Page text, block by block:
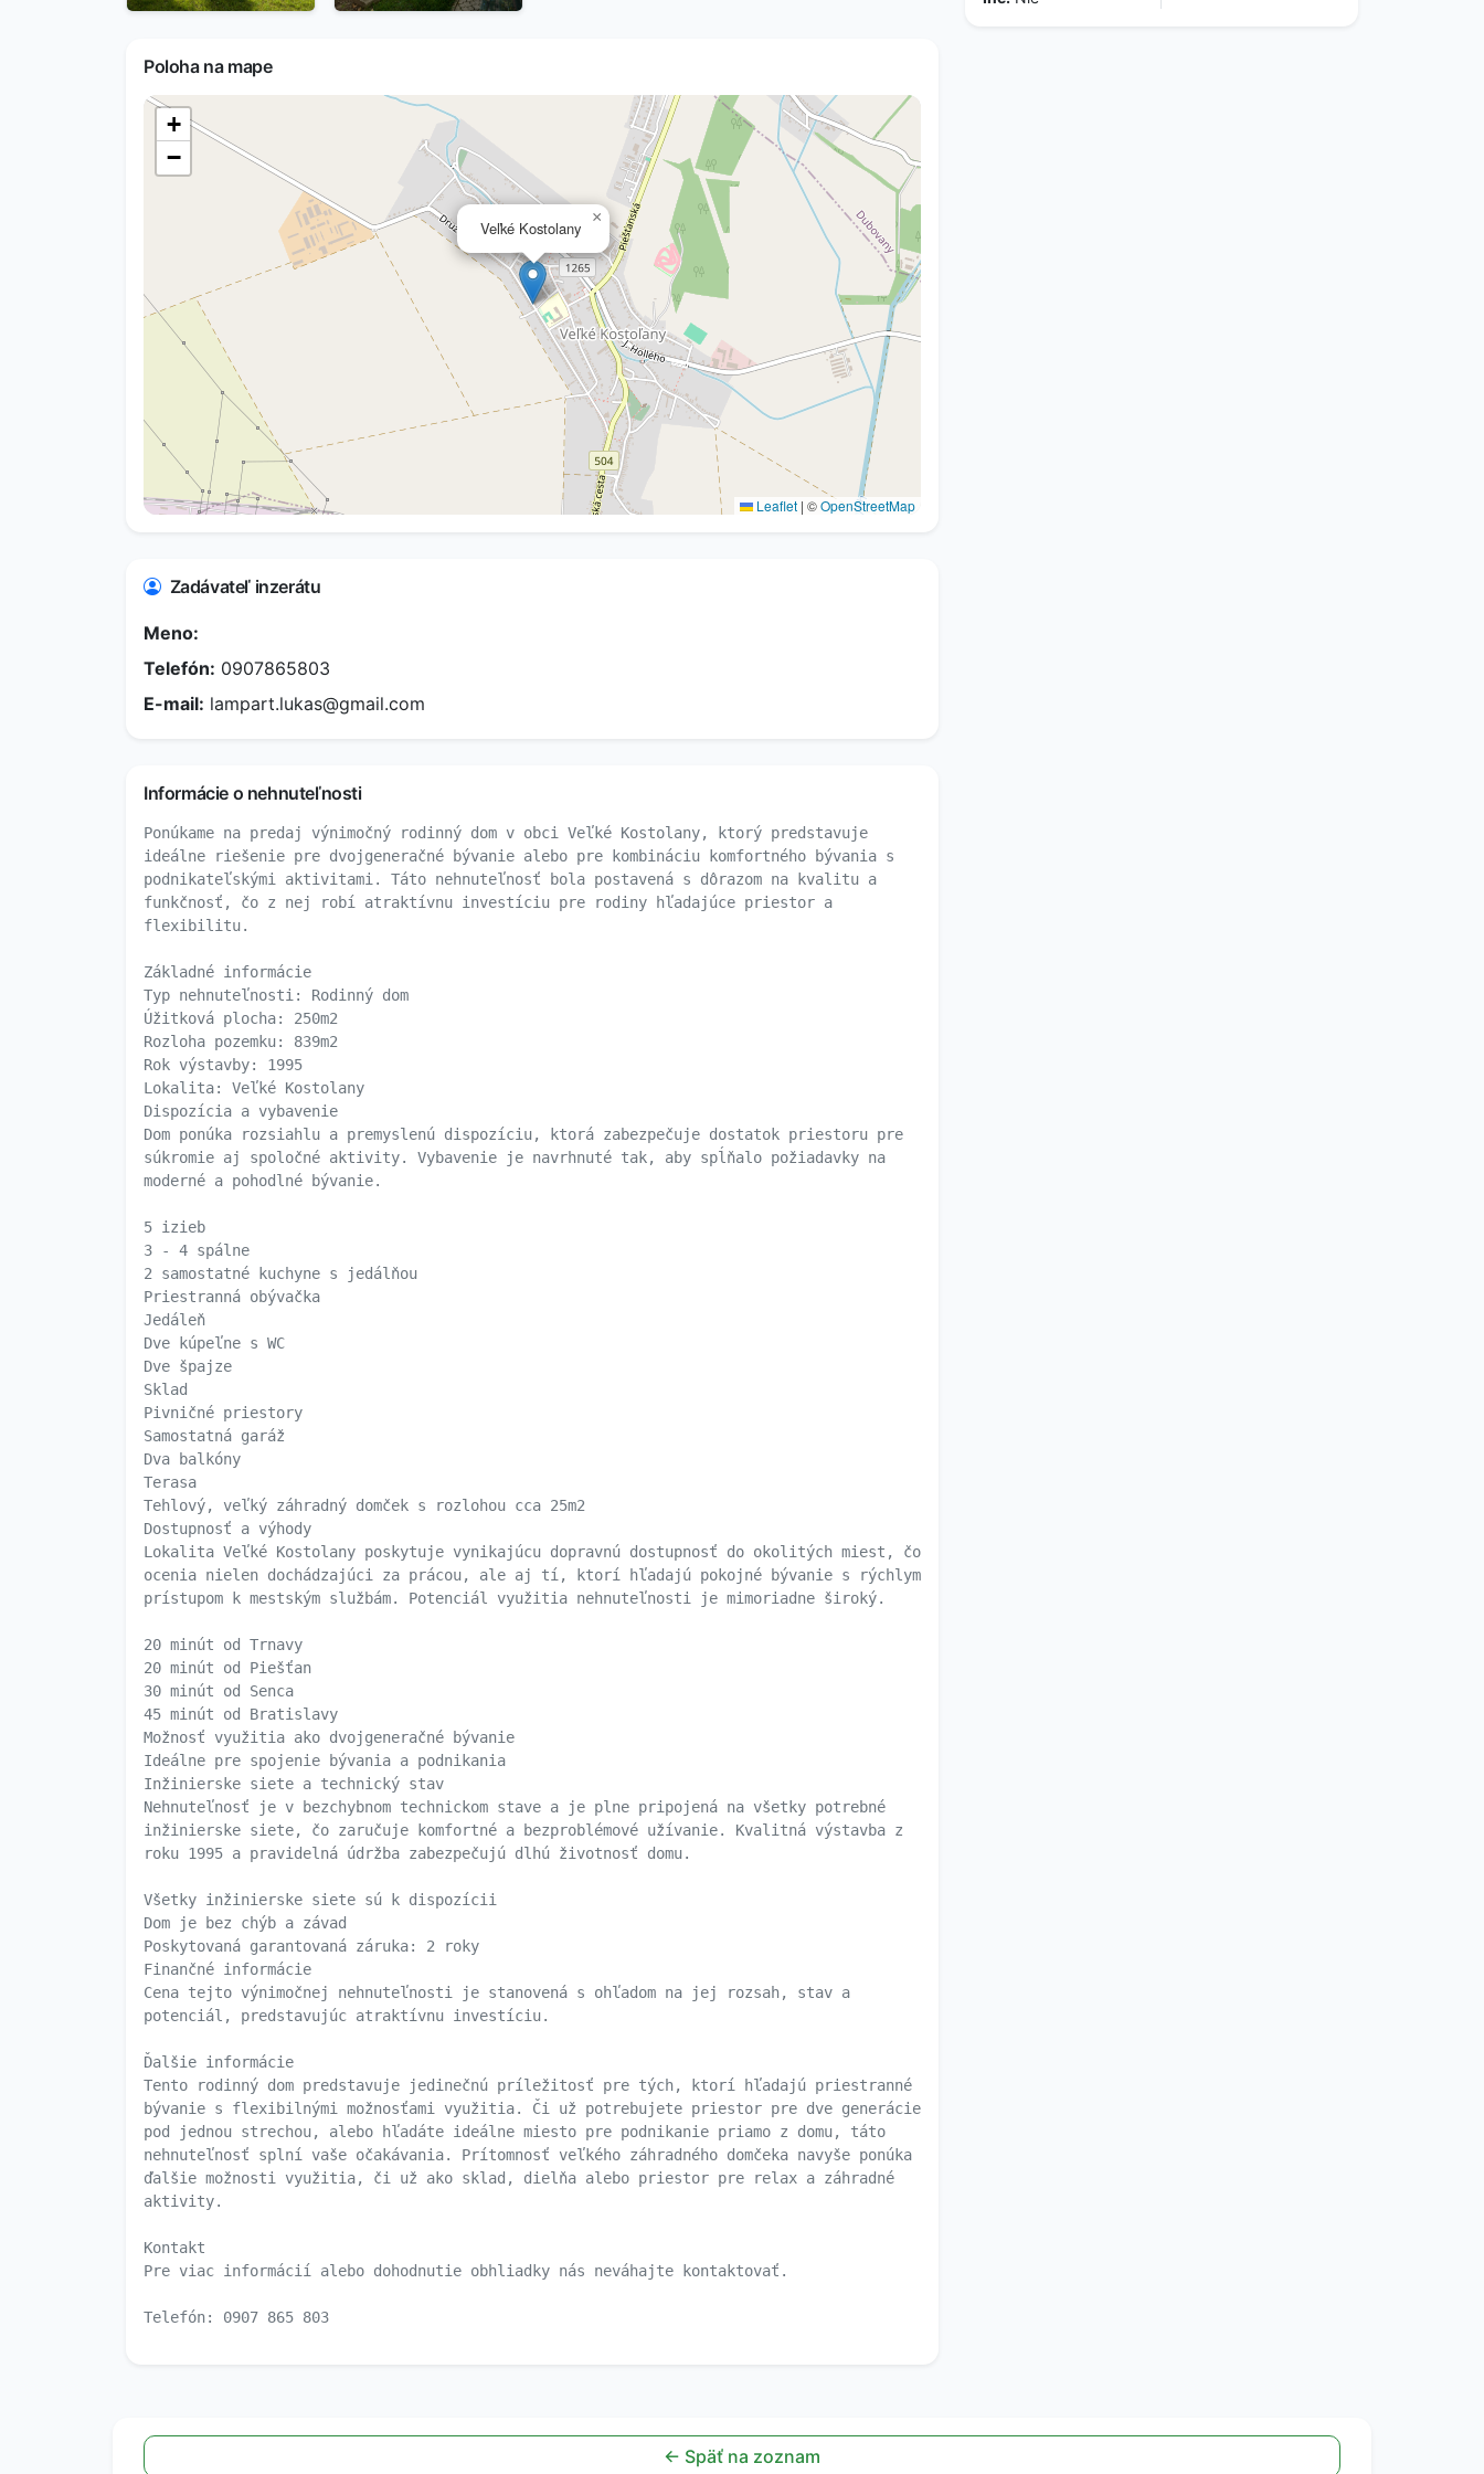
Poloha na mape
Veľké Kostolany
×
+
−
Leaflet | ©OpenStreetMap
Zadávateľ inzerátu
Meno:
Telefón: 0907865803
E-mail: lampart.lukas@gmail.com
Informácie o nehnuteľnosti
Ponúkame na predaj výnimočný rodinný dom v obci Veľké Kostolany, ktorý predstavuje
ideálne riešenie pre dvojgeneračné bývanie alebo pre kombináciu komfortného bývania s
podnikateľskými aktivitami. Táto nehnuteľnosť bola postavená s dôrazom na kvalitu a
funkčnosť, čo z nej robí atraktívnu investíciu pre rodiny hľadajúce priestor a
flexibilitu.
Základné informácie
Typ nehnuteľnosti: Rodinný dom
Úžitková plocha: 250m2
Rozloha pozemku: 839m2
Rok výstavby: 1995
Lokalita: Veľké Kostolany
Dispozícia a vybavenie
Dom ponúka rozsiahlu a premyslenú dispozíciu, ktorá zabezpečuje dostatok priestoru pre
súkromie aj spoločné aktivity. Vybavenie je navrhnuté tak, aby spĺňalo požiadavky na
moderné a pohodlné bývanie.
5 izieb
3 - 4 spálne
2 samostatné kuchyne s jedálňou
Priestranná obývačka
Jedáleň
Dve kúpeľne s WC
Dve špajze
Sklad
Pivničné priestory
Samostatná garáž
Dva balkóny
Terasa
Tehlový, veľký záhradný domček s rozlohou cca 25m2
Dostupnosť a výhody
Lokalita Veľké Kostolany poskytuje vynikajúcu dopravnú dostupnosť do okolitých miest, čo
ocenia nielen dochádzajúci za prácou, ale aj tí, ktorí hľadajú pokojné bývanie s rýchlym
prístupom k mestským službám. Potenciál využitia nehnuteľnosti je mimoriadne široký.
20 minút od Trnavy
20 minút od Piešťan
30 minút od Senca
45 minút od Bratislavy
Možnosť využitia ako dvojgeneračné bývanie
Ideálne pre spojenie bývania a podnikania
Inžinierske siete a technický stav
Nehnuteľnosť je v bezchybnom technickom stave a je plne pripojená na všetky potrebné
inžinierske siete, čo zaručuje komfortné a bezproblémové užívanie. Kvalitná výstavba z
roku 1995 a pravidelná údržba zabezpečujú dlhú životnosť domu.
Všetky inžinierske siete sú k dispozícii
Dom je bez chýb a závad
Poskytovaná garantovaná záruka: 2 roky
Finančné informácie
Cena tejto výnimočnej nehnuteľnosti je stanovená s ohľadom na jej rozsah, stav a
potenciál, predstavujúc atraktívnu investíciu.
Ďalšie informácie
Tento rodinný dom predstavuje jedinečnú príležitosť pre tých, ktorí hľadajú priestranné
bývanie s flexibilnými možnosťami využitia. Či už potrebujete priestor pre dve generácie
pod jednou strechou, alebo hľadáte ideálne miesto pre podnikanie priamo z domu, táto
nehnuteľnosť splní vaše očakávania. Prítomnosť veľkého záhradného domčeka navyše ponúka
ďalšie možnosti využitia, či už ako sklad, dielňa alebo priestor pre relax a záhradné
aktivity.
Kontakt
Pre viac informácií alebo dohodnutie obhliadky nás neváhajte kontaktovať.
Telefón: 0907 865 803
← Späť na zoznam